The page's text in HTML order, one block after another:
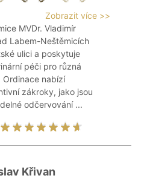
Zobrazit více >>
MVDr. Vladimír
Labem-Neštěmicích
ulici a poskytuje
péči pro různá
nabízí
zákroky, jako jsou
odčervování ...
Křivan